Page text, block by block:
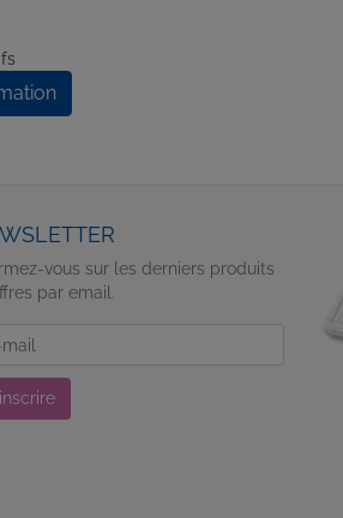
vous sur les derniers produits
par email.